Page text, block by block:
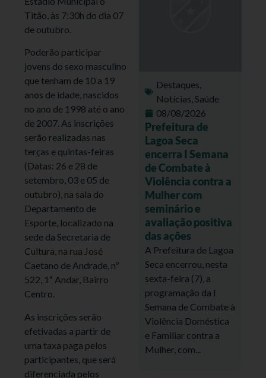
Titão, às 7:30h do dia 07
de outubro.
Poderão participar
jovens do sexo masculino
que tenham de 10 a 19
anos de idade, nascidos
no ano de 1998 até o ano
de 2007. As inscrições
serão realizadas nas
terças e quintas-feiras
(Datas: 26 e 28 de
setembro, 03 e 05 de
outubro), na sala do
Departamento de
Esporte, localizado na
sede da Secretaria de
Cultura, na rua José
Caetano de Andrade, nº
522, 1ª Andar, Bairro
Centro.
As inscrições serão
efetivadas a partir de
uma taxa paga pelos
participantes, que será
diferenciada pelos
Destaques,
Notícias,Saúde
08/08/2026
Prefeitura de
Lagoa Seca
encerra I Semana
de Combate à
Violência contra a
Mulher com
seminário e
avaliação positiva
das ações
A Prefeitura de Lagoa
Seca encerrou, nesta
sexta-feira (7), a
programação da I
Semana de Combate à
Violência Doméstica
e Familiar contra a
Mulher, com...